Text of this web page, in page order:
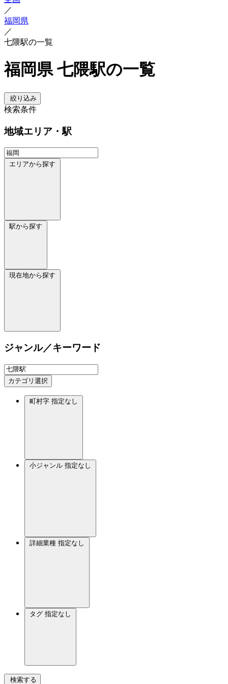
／
福岡県
／
七隈駅の一覧
福岡県 七隈駅の一覧
絞り込み
検索条件
地域エリア・駅
エリアから探す
駅から探す
現在地から探す
ジャンル／キーワード
カテゴリ選択
町村字 指定なし
小ジャンル 指定なし
詳細業種 指定なし
タグ 指定なし
検索する